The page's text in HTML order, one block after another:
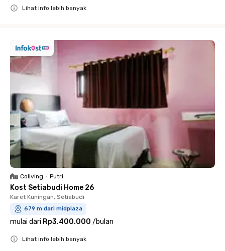
Lihat info lebih banyak
Coliving • Putri
Kost Setiabudi Home 26
Karet Kuningan, Setiabudi
679 m dari midplaza
mulai dari Rp3.400.000 /bulan
Lihat info lebih banyak